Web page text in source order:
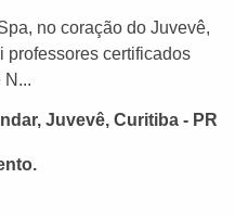
no coração do Juvevê,
professores certificados
N...
Juvevê, Curitiba - PR